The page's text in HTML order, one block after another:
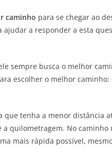
caminho para se chegar ao
a responder a esta
sempre busca o melhor
escolher o melhor
que tenha a menor distância
quilometragem. No caminho
mais rápida possível,